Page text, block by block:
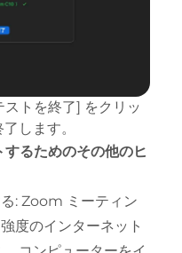
トを終了] をクリッ
します。
るためのその他のヒ
: Zoom ミーティン
度のインターネット